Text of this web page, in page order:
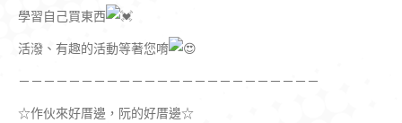
學習自己買東西
活潑、有趣的活動等著您唷
－－－－－－－－－－－－－－－－－－－－－－－－
☆作伙來好厝邊，阮的好厝邊☆